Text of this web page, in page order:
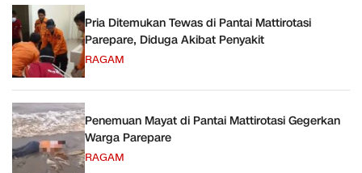
Pria Ditemukan Tewas di Pantai Mattirotasi
Parepare, Diduga Akibat Penyakit
RAGAM
Penemuan Mayat di Pantai Mattirotasi Gegerkan
Warga Parepare
RAGAM